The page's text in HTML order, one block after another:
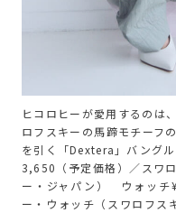
ヒコロヒーが愛用するのは
ロフスキーの馬蹄モチーフ
を引く「Dextera」バング
3,650（予定価格）／スワ
ー・ジャパン） ウォッチ
ー・ウォッチ（スワロフ